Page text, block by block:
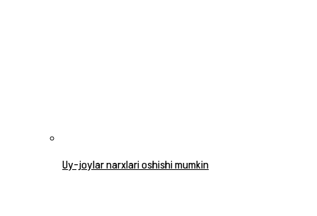
Uy-joylar narxlari oshishi mumkin